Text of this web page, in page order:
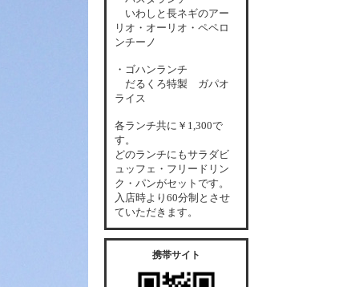
いわしと長ネギのアー
リオ・オーリオ・ペペロ
ンチーノ
・ゴハンランチ
だるくろ特製 ガパオ
ライス
各ランチ共に￥1,300で
す。
どのランチにもサラダビ
ュッフェ・フリードリン
ク・パンがセットです。
入店時より60分制とさせ
ていただきます。
携帯サイト